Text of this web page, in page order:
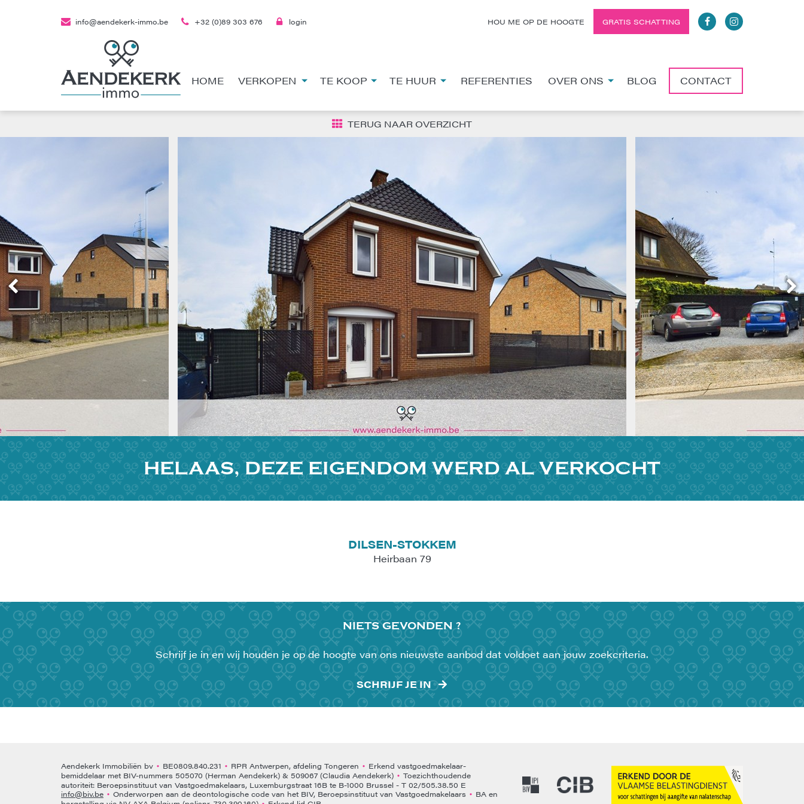
HOME VERKOPEN TE KOOP TE HUUR REFERENTIES OVER ONS BLOG CONTACT
info@aendekerk-immo.be +32 (0)89 303 676 login HOU ME OP DE HOOGTE GRATIS SCHATTING
TERUG NAAR OVERZICHT
HELAAS, DEZE EIGENDOM WERD AL VERKOCHT
DILSEN-STOKKEM
Heirbaan 79
NIETSGEVONDEN ?
Schrijf je in en wij houden je op de hoogte van ons nieuwste aanbod dat voldoet aan jouw zoekcriteria.
SCHRIJF JE IN
Aendekerk Immobiliën bv • BE0809.840.231 • RPR Antwerpen, afdeling Tongeren • Erkend vastgoedmakelaar-
bemiddelaar met BIV-nummers 505070 (Herman Aendekerk) & 509067 (Claudia Aendekerk) • Toezichthoudende
autoriteit: Beroepsinstituut van Vastgoedmakelaars, Luxemburgstraat 16B te B-1000 Brussel - T 02/505.38.50 E
info@biv.be • Onderworpen aan de deontologische code van het BIV, Beroepsinstituut van Vastgoedmakelaars • BA en